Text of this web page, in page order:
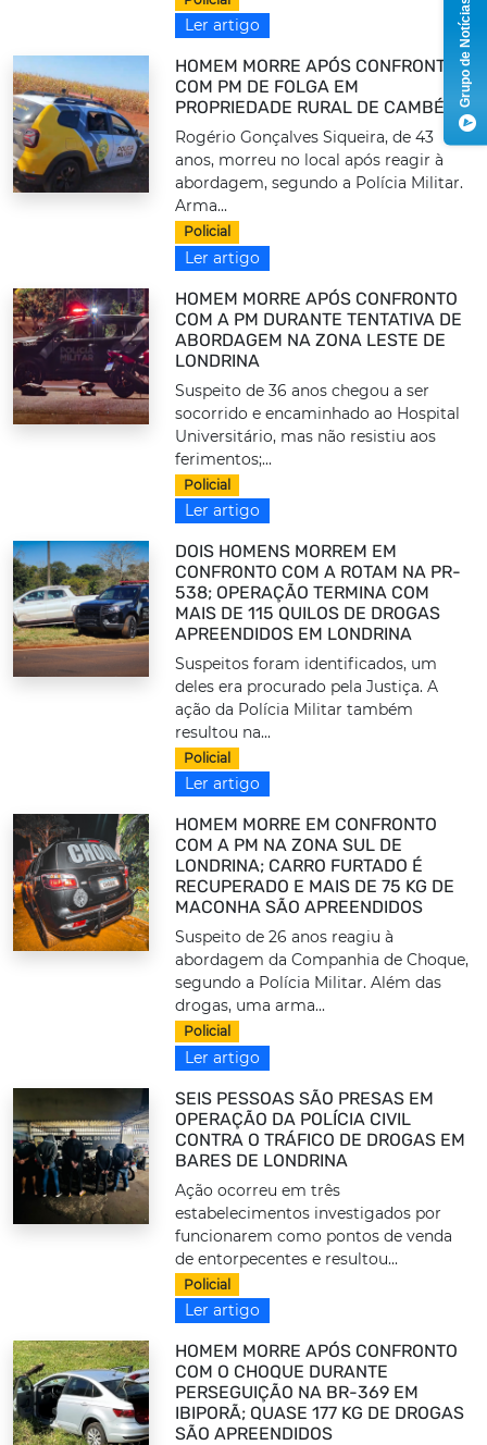
Ler artigo
HOMEM MORRE APÓS CONFRONTO
COM PM DE FOLGA EM
PROPRIEDADE RURAL DE CAMBÉ
Rogério Gonçalves Siqueira, de 43
anos, morreu no local após reagir à
abordagem, segundo a Polícia Militar.
Arma...
Policial
Ler artigo
HOMEM MORRE APÓS CONFRONTO
COM A PM DURANTE TENTATIVA DE
ABORDAGEM NA ZONA LESTE DE
LONDRINA
Suspeito de 36 anos chegou a ser
socorrido e encaminhado ao Hospital
Universitário, mas não resistiu aos
ferimentos;...
Policial
Ler artigo
DOIS HOMENS MORREM EM
CONFRONTO COM A ROTAM NA PR-
538; OPERAÇÃO TERMINA COM
MAIS DE 115 QUILOS DE DROGAS
APREENDIDOS EM LONDRINA
Suspeitos foram identificados, um
deles era procurado pela Justiça. A
ação da Polícia Militar também
resultou na...
Policial
Ler artigo
HOMEM MORRE EM CONFRONTO
COM A PM NA ZONA SUL DE
LONDRINA; CARRO FURTADO É
RECUPERADO E MAIS DE 75 KG DE
MACONHA SÃO APREENDIDOS
Suspeito de 26 anos reagiu à
abordagem da Companhia de Choque,
segundo a Polícia Militar. Além das
drogas, uma arma...
Policial
Ler artigo
SEIS PESSOAS SÃO PRESAS EM
OPERAÇÃO DA POLÍCIA CIVIL
CONTRA O TRÁFICO DE DROGAS EM
BARES DE LONDRINA
Ação ocorreu em três
estabelecimentos investigados por
funcionarem como pontos de venda
de entorpecentes e resultou...
Policial
Ler artigo
HOMEM MORRE APÓS CONFRONTO
COM O CHOQUE DURANTE
PERSEGUIÇÃO NA BR-369 EM
IBIPORÃ; QUASE 177 KG DE DROGAS
SÃO APREENDIDOS
Grupo de Notícias